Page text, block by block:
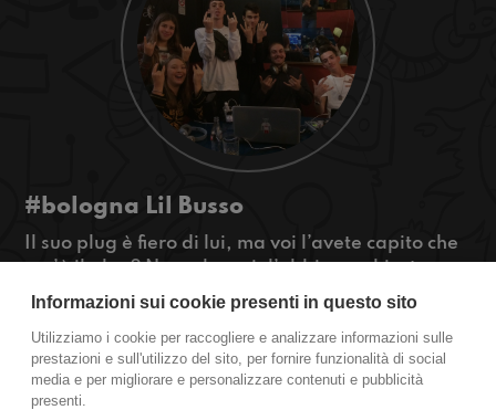
#bologna Lil Busso
Il suo plug è fiero di lui, ma voi l’avete capito che
cos’è il plug? Neanche noi, l’abbiamo chiesto
direttamente a lui, Lil Busso! Ecco l’intervista!
#OkkinSu www.radioimmaginaria.it
Bologna
Informazioni sui cookie presenti in questo sito
Utilizziamo i cookie per raccogliere e analizzare informazioni sulle
prestazioni e sull'utilizzo del sito, per fornire funzionalità di social
media e per migliorare e personalizzare contenuti e pubblicità
presenti.